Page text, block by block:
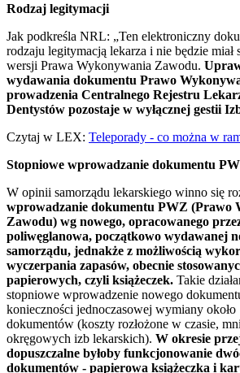
Rodzaj legitymacji
Jak podkreśla NRL: „Ten elektroniczny
rodzaju legitymacją lekarza i nie będzie miał
wersji Prawa Wykonywania Zawodu.
wydawania dokumentu Prawo
prowadzenia Centralnego Rejestru
Dentystów pozostaje w wyłącznej gestii
Czytaj w LEX: Teleporady - co można w
Stopniowe wprowadzanie dokumentu
W opinii samorządu lekarskiego winno się
wprowadzanie dokumentu PWZ (Prawo
Zawodu) wg nowego, opracowanego
poliwęglanowa, początkowo wydawanej
samorządu, jednakże z możliwością
wyczerpania zapasów, obecnie
papierowych, czyli książeczek. Takie
stopniowe wprowadzenie nowego
konieczności jednoczasowej wymiany około
dokumentów (koszty rozłożone w czasie,
okręgowych izb lekarskich). W okresie
dopuszczalne byłoby funkcjonowanie
dokumentów - papierowa książeczka i